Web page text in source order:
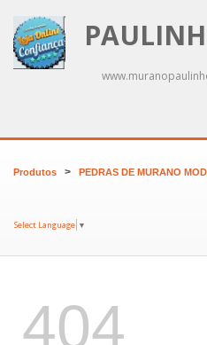
Produtos > PEDRAS DE MURANO
Select Language ▼